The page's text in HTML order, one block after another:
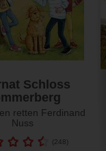
Schloss
retten Ferdinand
Nuss
(248)